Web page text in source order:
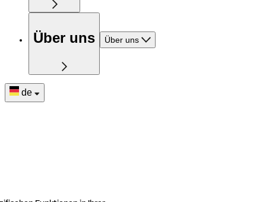
Über uns Über uns
de